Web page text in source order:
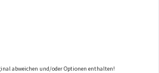
abweichen und/oder Optionen enthalten!